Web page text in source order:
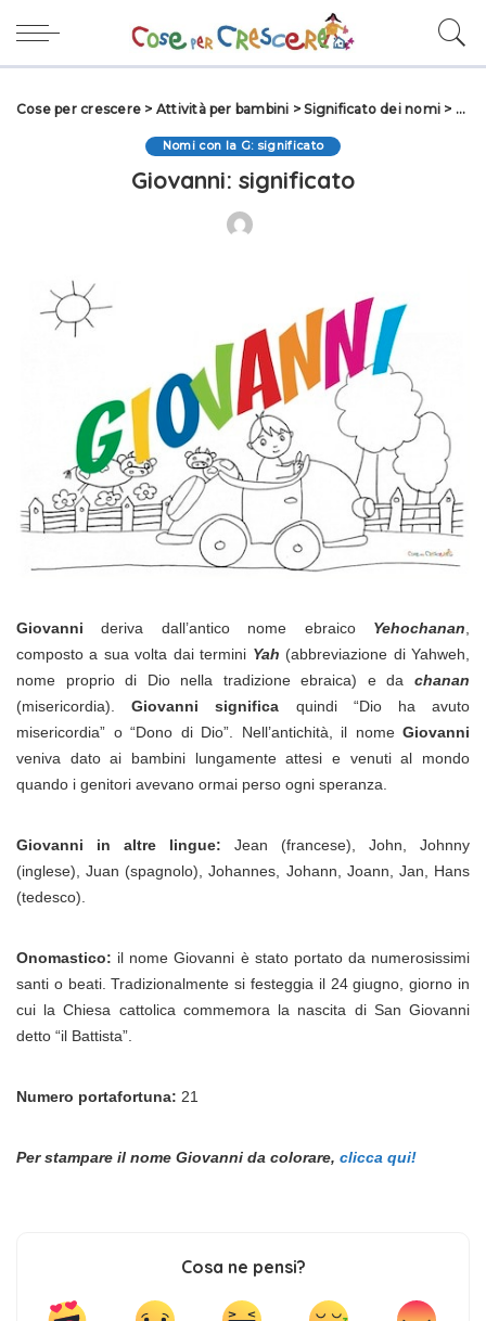
Cose per crescere > Attività per bambini >Significato dei nomi >
Nomi con la G: significato
Giovanni: significato
Giovanni deriva dall’antico nome ebraico Yehochanan,
composto a sua volta dai termini Yah (abbreviazione di Yahweh,
nome proprio di Dio nella tradizione ebraica) e da chanan
(misericordia).Giovanni significa quindi “Dio ha avuto
misericordia” o “Dono di Dio”. Nell’antichità, il nome Giovanni
veniva dato ai bambini lungamente attesi e venuti al mondo
quando i genitori avevano ormai perso ogni speranza.
Giovanni in altre lingue: Jean (francese), John, Johnny
(inglese), Juan (spagnolo), Johannes, Johann, Joann, Jan, Hans
(tedesco).
Onomastico: il nome Giovanni è stato portato da numerosissimi
santi o beati. Tradizionalmente si festeggia il 24 giugno, giorno in
cui la Chiesa cattolica commemora la nascita di San Giovanni
detto “il Battista”.
Numero portafortuna: 21
Per stampare il nome Giovanni da colorare, clicca qui!
Cosa ne pensi?